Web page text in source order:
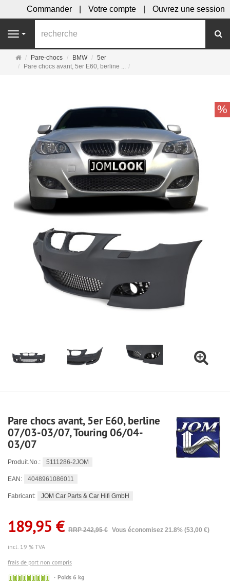
Commander Votre compte Ouvrez une session
Navigation
Page
d'accueil
Pare-chocs BMW
5er
Pare chocs avant, 5er E60, berline ...
%
Pare chocs avant, 5er E60, berline
07/03-03/07, Touring 06/04-
03/07
Produit.No.: 5111286-2JOM
EAN: 4048961086011
Fabricant: JOM Car Parts & Car Hifi GmbH
189,95 € RRP 242,95 € Vous économisez 21.8% (53,00 €)
incl. 19 % TVA
frais de port non compris
🟢 Poids 6 kg